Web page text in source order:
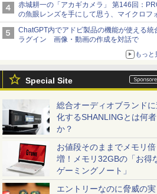
赤城耕一の「アカギカメラ」 第146回：
の魚眼レンズを手にして思う、マイクロフ
サーズへの期待と可能性
ChatGPT内でアドビ製品の機能が使える統
ラグイン 画像・動画の作成を対話で
もっと
Special Site
総合オーディオブランドに
化するSHANLINGとは何者
か？
お値段そのままでメモリ倍
増！メモリ32GBの「お得
ゲーミングノート」
エントリーなのに脅威の実